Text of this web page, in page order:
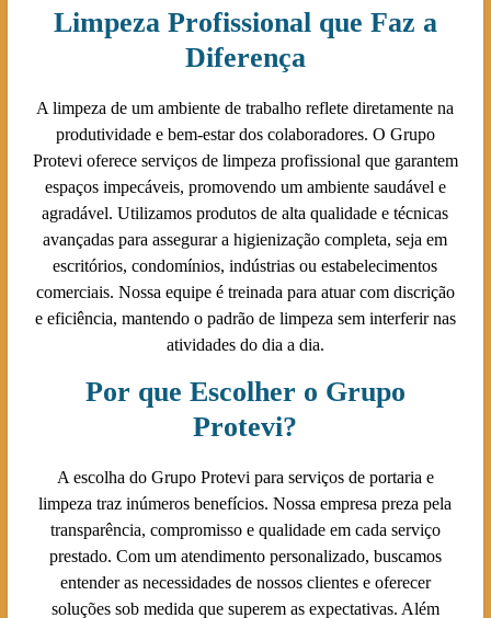
Limpeza Profissional que Faz a
Diferença
A limpeza de um ambiente de trabalho reflete diretamente na
produtividade e bem-estar dos colaboradores. O Grupo
Protevi oferece serviços de limpeza profissional que garantem
espaços impecáveis, promovendo um ambiente saudável e
agradável. Utilizamos produtos de alta qualidade e técnicas
avançadas para assegurar a higienização completa, seja em
escritórios, condomínios, indústrias ou estabelecimentos
comerciais. Nossa equipe é treinada para atuar com discrição
e eficiência, mantendo o padrão de limpeza sem interferir nas
atividades do dia a dia.
Por que Escolher o Grupo
Protevi?
A escolha do Grupo Protevi para serviços de portaria e
limpeza traz inúmeros benefícios. Nossa empresa preza pela
transparência, compromisso e qualidade em cada serviço
prestado. Com um atendimento personalizado, buscamos
entender as necessidades de nossos clientes e oferecer
soluções sob medida que superem as expectativas. Além